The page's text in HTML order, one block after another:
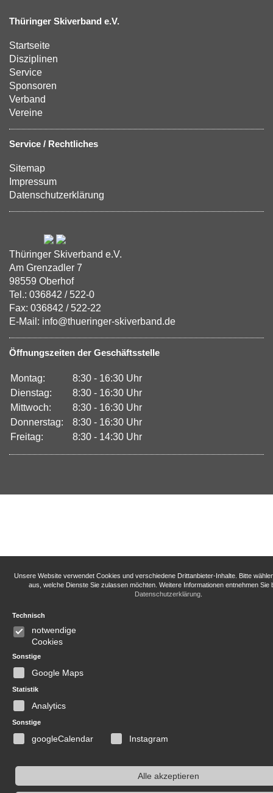
Thüringer Skiverband e.V.
Startseite
Disziplinen
Service
Sponsoren
Verband
Vereine
Service / Rechtliches
Sitemap
Impressum
Datenschutzerklärung
Thüringer Skiverband e.V.
Am Grenzadler 7
98559 Oberhof
Tel.: 036842 / 522-0
Fax: 036842 / 522-22
E-Mail: info@thueringer-skiverband.de
Öffnungszeiten der Geschäftsstelle
Montag:
8:30 - 16:30 Uhr
Dienstag:
8:30 - 16:30 Uhr
Mittwoch:
8:30 - 16:30 Uhr
Donnerstag:
8:30 - 16:30 Uhr
Freitag:
8:30 - 14:30 Uhr
Unsere Website verwendet Cookies und verschiedene Drittanbieter-Inhalte. Bitte
aus, welche Dienste Sie zulassen möchten. Weitere Informationen entnehmen Sie
Datenschutzerklärung.
Technisch
notwendige
Cookies
Sonstige
Google Maps
Statistik
Analytics
Sonstige
googleCalendar Instagram
Alle akzeptieren